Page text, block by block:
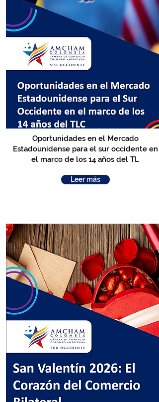
Oportunidades en el Mercado
Estadounidense para el sur occidente en
el marco de los 14 años del TL
Leer más